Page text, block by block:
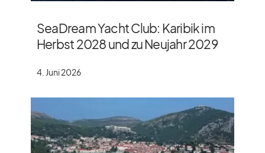
SeaDream Yacht Club: Karibik im
Herbst 2028 und zu Neujahr 2029
4. Juni 2026